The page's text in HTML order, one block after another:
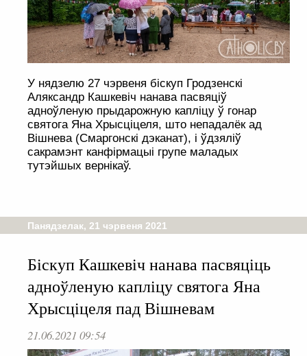
У нядзелю 27 чэрвеня біскуп Гродзенскі
Аляксандр Кашкевіч нанава пасвяціў
адноўленую прыдарожную капліцу ў гонар
святога Яна Хрысціцеля, што непадалёк ад
Вішнева (Смаргонскі дэканат), і ўдзяліў
сакрамэнт канфірмацыі групе маладых
тутэйшых вернікаў.
Панядзелак, 21 чэрвеня 2021
Біскуп Кашкевіч нанава пасвяціць
адноўленую капліцу святога Яна
Хрысціцеля пад Вішневам
21.06.2021 09:54